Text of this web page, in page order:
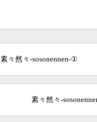
素々然々-sosonennen-①
素々然々-